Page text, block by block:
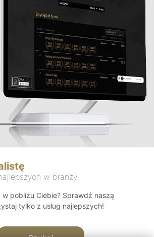
w branży
pobliżu Ciebie? Sprawdź naszą
tylko z usług najlepszych!